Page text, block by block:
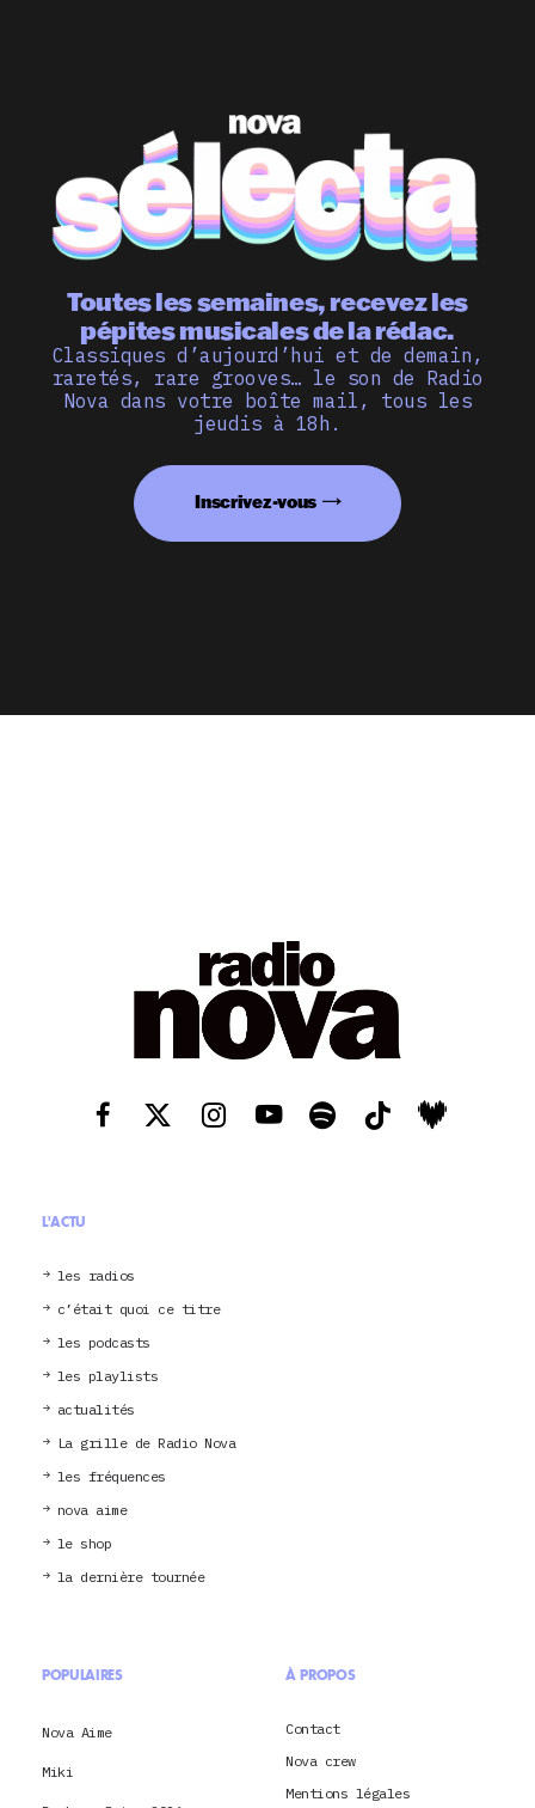
Toutes les semaines, recevez les
pépites musicales de la rédac.
Classiques d’aujourd’hui et de demain,
raretés, rare grooves… le son de Radio
Nova dans votre boîte mail, tous les
jeudis à 18h.
Inscrivez-vous
L'ACTU
les radios
c’était quoi ce titre
les podcasts
les playlists
actualités
La grille de Radio Nova
les fréquences
nova aime
le shop
la dernière tournée
POPULAIRES
Nova Aime
Miki
À PROPOS
Contact
Nova crew
Mentions légales